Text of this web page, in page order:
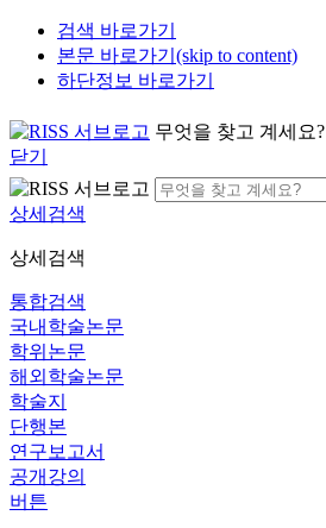
검색 바로가기
본문 바로가기(skip to content)
하단정보 바로가기
무엇을 찾고 계세요?
닫기
상세검색
상세검색
통합검색
국내학술논문
학위논문
해외학술논문
학술지
단행본
연구보고서
공개강의
버튼